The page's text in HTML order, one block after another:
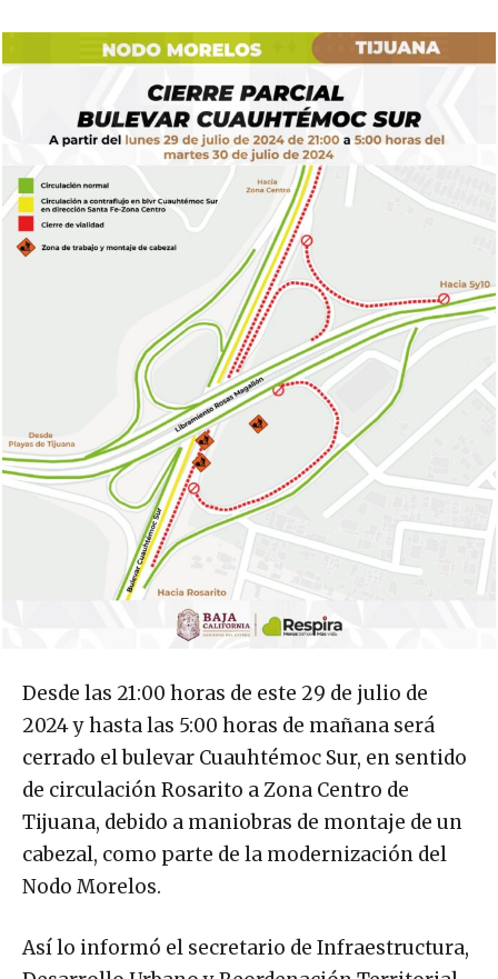
Desde las 21:00 horas de este 29 de julio de
2024 y hasta las 5:00 horas de mañana será
cerrado el bulevar Cuauhtémoc Sur, en sentido
de circulación Rosarito a Zona Centro de
Tijuana, debido a maniobras de montaje de un
cabezal, como parte de la modernización del
Nodo Morelos.
Así lo informó el secretario de Infraestructura,